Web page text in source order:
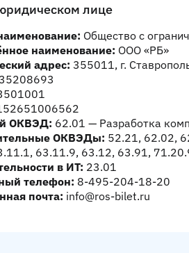
лице
Общество с
наименование: ООО «РБ»
адрес: 355011, г.
ОКВЭД: 62.01 — Разработка
ОКВЭДы: 52.21, 62.02,
63.11.9, 63.12, 63.91,
в ИТ: 23.01
телефон: 8-495-204-18-20
почта: info@ros-bilet.ru